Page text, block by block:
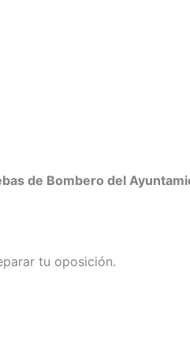
de Bombero del
tu oposición.